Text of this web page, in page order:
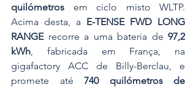
quilómetros em ciclo misto WLTP.
Acima desta, a E-TENSE FWD LONG
RANGE recorre a uma bateria de 97,2
kWh, fabricada em França, na
gigafactory ACC de Billy-Berclau, e
promete até 740 quilómetros de